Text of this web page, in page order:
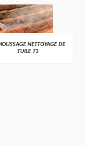
NETTOYAGE DE
TUILE 73